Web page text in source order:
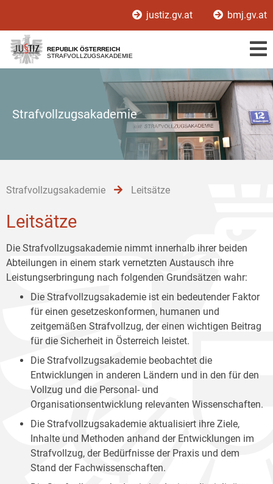
[1]
[2]
[3]
justiz.gv.at bmj.gv.at
REPUBLIK ÖSTERREICH
STRAFVOLLZUGSAKADEMIE
Strafvollzugsakademie
Strafvollzugsakademie Leitsätze
Leitsätze
Die Strafvollzugsakademie nimmt innerhalb ihrer beiden
Abteilungen in einem stark vernetzten Austausch ihre
Leistungserbringung nach folgenden Grundsätzen wahr:
Die Strafvollzugsakademie ist ein bedeutender Faktor
für einen gesetzeskonformen, humanen und
zeitgemäßen Strafvollzug, der einen wichtigen Beitrag
für die Sicherheit in Österreich leistet.
Die Strafvollzugsakademie beobachtet die
Entwicklungen in anderen Ländern und in den für den
Vollzug und die Personal- und
Organisationsentwicklung relevanten Wissenschaften.
Die Strafvollzugsakademie aktualisiert ihre Ziele,
Inhalte und Methoden anhand der Entwicklungen im
Strafvollzug, der Bedürfnisse der Praxis und dem
Stand der Fachwissenschaften.